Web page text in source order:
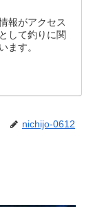
報がアクセス
して釣りに関
ます。
nichijo-0612